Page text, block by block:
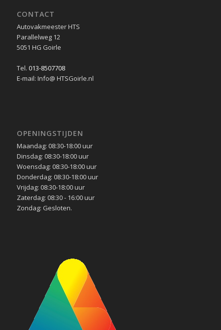
CONTACT
Autovakmeester HTS
Parallelweg 12
5051 HG Goirle
Tel. 013-8507708
E-mail: Info@ HTSGoirle.nl
OPENINGSTIJDEN
Maandag: 08:30-18:00 uur
Dinsdag: 08:30-18:00 uur
Woensdag: 08:30-18:00 uur
Donderdag: 08:30-18:00 uur
Vrijdag: 08:30-18:00 uur
Zaterdag: 08:30 - 16:00 uur
Zondag: Gesloten.